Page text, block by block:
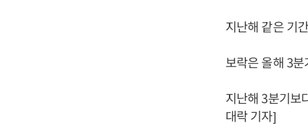
지난해 같은 기
보락은 올해 3
지난해 3분기보
대락 기자]